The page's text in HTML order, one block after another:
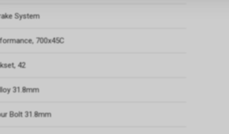
System
700x45C
42
31.8mm
Bolt 31.8mm
den ordnungsgemäßen Betrieb unbedingt erforderlich, daher ist
unsere Website zu navigieren und die verschiedenen Optionen
nutzen, die auf dieser vorhanden sind.
Sie sind diejenigen, die Informationen über die Anzeigen
zu identifizieren, oder personalisiert, wenn sie